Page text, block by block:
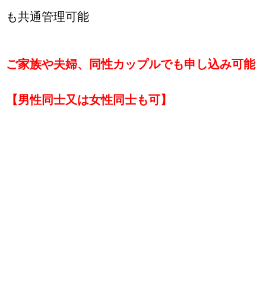
も共通管理可能
ご家族や夫婦、同性カップルでも申し込み可能
【男性同士又は女性同士も可】